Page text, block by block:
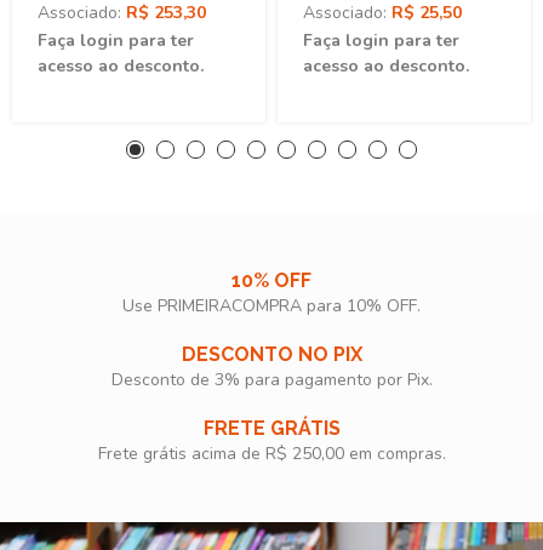
Associado: R$ 253,30
Faça login para ter
acesso ao desconto.
Associado: R$ 25,50
Faça login para ter
acesso ao desconto.
10% OFF
Use PRIMEIRACOMPRA para 10% OFF.​
DESCONTO NO PIX
Desconto de 3% para pagamento por Pix.
FRETE GRÁTIS
Frete grátis acima de R$ 250,00 em compras.